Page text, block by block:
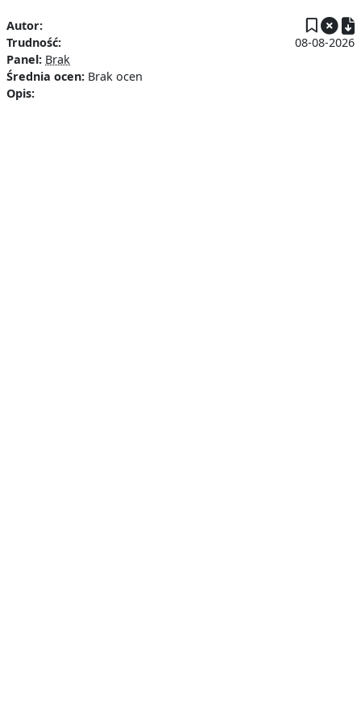
Autor:
Trudność:
Panel: Brak
Średnia ocen: Brak ocen
08-08-2026
Opis: